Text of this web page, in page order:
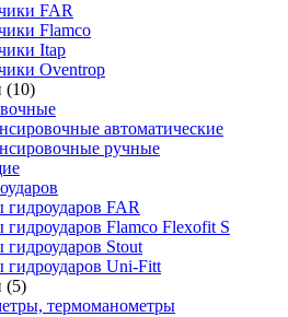
FAR
Flamco
Itap
Oventrop
(10)
автоматические
ручные
FAR
Flamco Flexofit S
Stout
гидроударов Uni-Fitt
(5)
термоманометры